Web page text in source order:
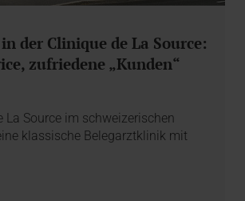
der Clinique de La Source:
zufriedene „Kunden“
La Source im schweizerischen
klassische Belegarztklinik mit